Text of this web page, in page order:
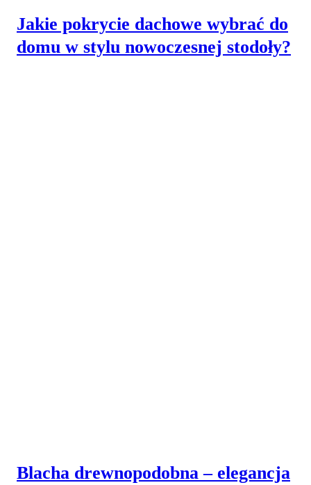
Jakie pokrycie dachowe wybrać do
domu w stylu nowoczesnej stodoły?
Blacha drewnopodobna – elegancja